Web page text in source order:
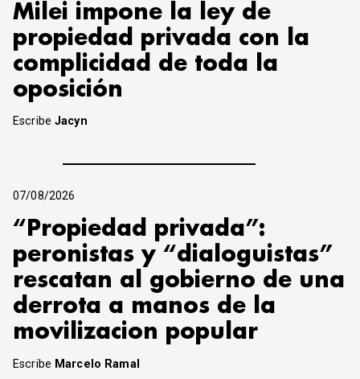
Milei impone la ley de
propiedad privada con la
complicidad de toda la
oposición
EscribeJacyn
07/08/2026
“Propiedad privada”:
peronistas y “dialoguistas”
rescatan al gobierno de una
derrota a manos de la
movilizacion popular
Escribe Marcelo Ramal